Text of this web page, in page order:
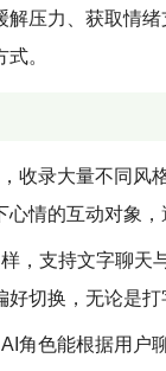
解压力、获取情
。
收录大量不同风
心情的互动对象
，支持文字聊天
好切换，无论是
角色能根据用户